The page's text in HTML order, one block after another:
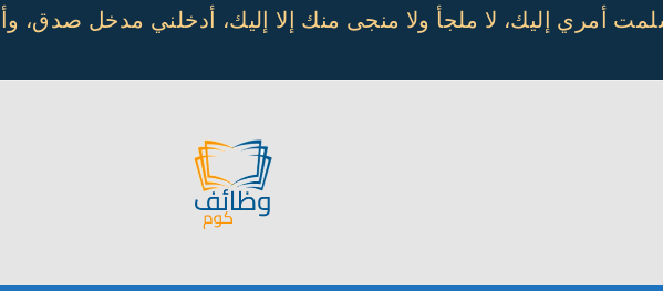
أمري إليك، لا ملجأ ولا منجى منك إلا إليك، أدخلني مدخل